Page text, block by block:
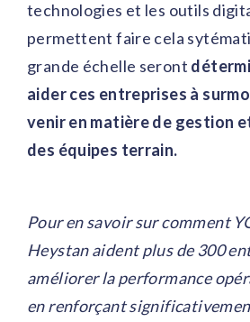
technologies et les outils
permettent faire cela
grande échelle seront
aider ces entreprises à
venir en matière de gestion
des équipes terrain.
Pour en savoir sur comment
Heystan aident plus de 300
améliorer la performance
en renforçant